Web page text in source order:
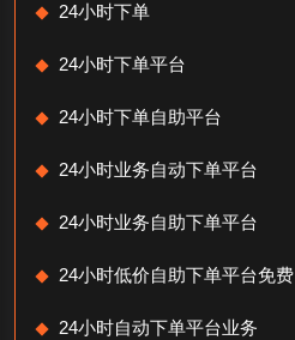
24小时下单
24小时下单平台
24小时下单自助平台
24小时业务自动下单平台
24小时业务自助下单平台
24小时低价自助下单平台免费
24小时自动下单平台业务